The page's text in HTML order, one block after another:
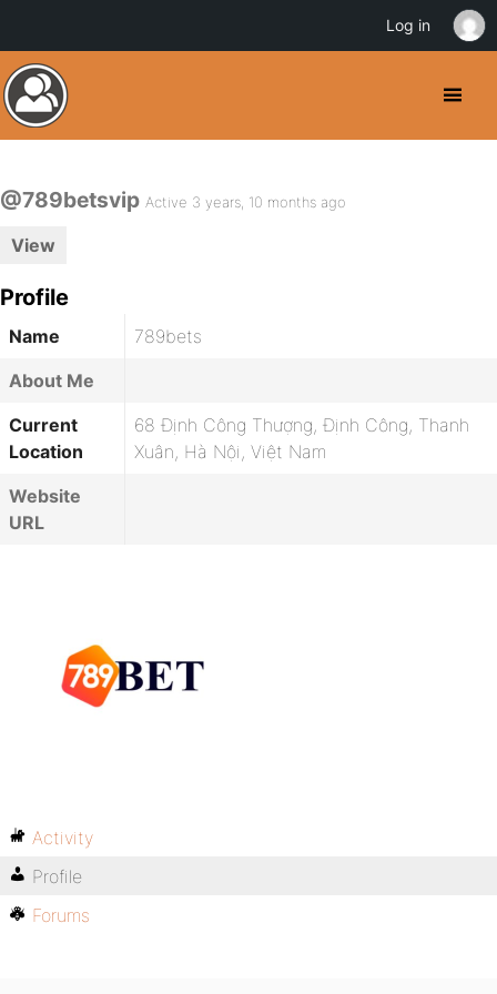
@789betsvip Active 3 years, 10 months ago
View
Profile
Name
789bets
About Me
Current
Location
68 Định Công Thượng, Định Công, Thanh
Xuân, Hà Nội, Việt Nam
Website
URL
Activity
Profile
Forums
Log in